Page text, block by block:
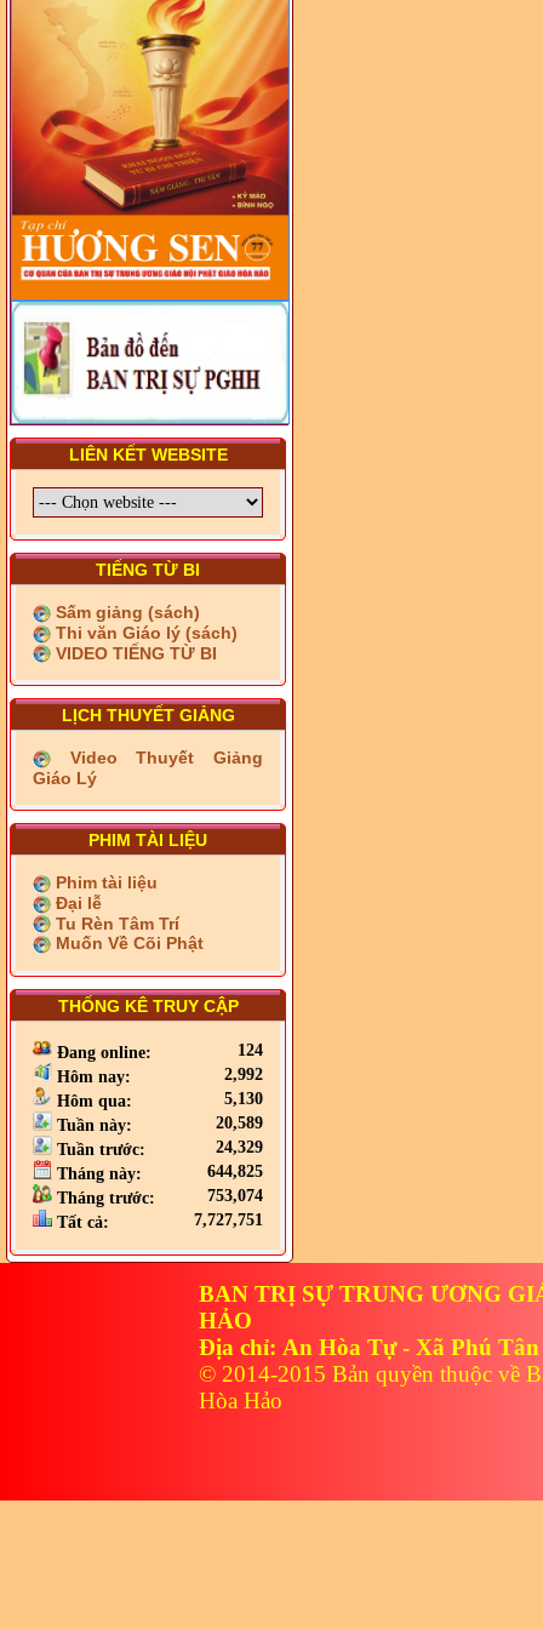
- LỚP TẬP HUẤN LỊCH SỬ,
PHÁP LUẬT VIỆT NAM VÀ
HIẾN CHƯƠNG GIÁO HỘI
PGHH NHIỆM KỲ VI (2024-
2029) CHO TRỊ SỰ VIÊN
TRUNG ƯƠNG, BAN ĐẠI
DIỆN TỈNH VÀ GIÁO LÝ
VIÊN - CHUYÊN ĐỀ: NHỮNG
VẤN ĐỀ CHUNG VỀ PHÁP
LUẬT VÀ HỆ THỐNG PHÁP
LUẬT VIỆT NAM
- LỚP TẬP HUẤN LỊCH SỬ,
PHÁP LUẬT VIỆT NAM VÀ
HIẾN CHƯƠNG GIÁO HỘI
PGHH NHIỆM KỲ VI (2024-
2029) CHO TRỊ SỰ VIÊN
TRUNG ƯƠNG, BAN ĐẠI
DIỆN TỈNH VÀ GIÁO LÝ
VIÊN - CHUYÊN ĐỀ: SỰ RA
ĐỜI, BẢN CHẤT, CHỨC
NĂNG VÀ HÌNH THỨC CỦA
NƯỚC CHXHCN VIỆT NAM
LIÊN KẾT WEBSITE
TIẾNG TỪ BI
Sấm giảng (sách)
Thi văn Giáo lý (sách)
VIDEO TIẾNG TỪ BI
LỊCH THUYẾT GIẢNG
Video Thuyết Giảng
Giáo Lý
PHIM TÀI LIỆU
Phim tài liệu
Đại lễ
Tu Rèn Tâm Trí
Muốn Về Cõi Phật
THỐNG KÊ TRUY CẬP
Đang online:
124
Hôm nay:
2,992
Hôm qua:
5,130
Tuần này:
20,589
Tuần trước:
24,329
Tháng này:
644,825
Tháng trước:
753,074
Tất cả:
7,727,751
BAN TRỊ SỰ TRUNG ƯƠNG
HẢO
Địa chỉ: An Hòa Tự - Xã Phú
© 2014-2015 Bản quyền thuộc về
Hòa Hảo